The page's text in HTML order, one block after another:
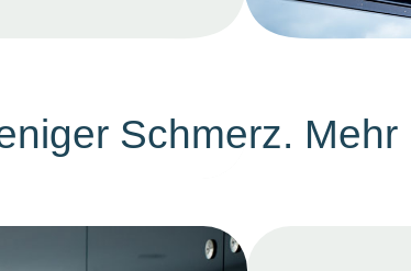
Schmerz. Mehr